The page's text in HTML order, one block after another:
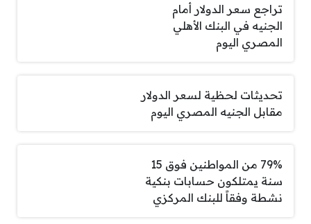
تراجع سعر الدولار أمام
الجنيه في البنك الأهلي
المصري اليوم
تحديثات لحظية لسعر الدولار
مقابل الجنيه المصري اليوم
79% من المواطنين فوق 15
سنة يمتلكون حسابات بنكية
نشطة وفقاً للبنك المركزي